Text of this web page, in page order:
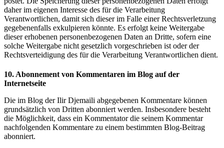
daher im eigenen Interesse des für die Verarbeitung
Verantwortlichen, damit sich dieser im Falle einer Rechtsverletzung
gegebenenfalls exkulpieren könnte. Es erfolgt keine Weitergabe
dieser erhobenen personenbezogenen Daten an Dritte, sofern eine
solche Weitergabe nicht gesetzlich vorgeschrieben ist oder der
Rechtsverteidigung des für die Verarbeitung Verantwortlichen dient.
10. Abonnement von Kommentaren im Blog auf der
Internetseite
Die im Blog der Ilir Djemaili abgegebenen Kommentare können
grundsätzlich von Dritten abonniert werden. Insbesondere besteht
die Möglichkeit, dass ein Kommentator die seinem Kommentar
nachfolgenden Kommentare zu einem bestimmten Blog-Beitrag
abonniert.